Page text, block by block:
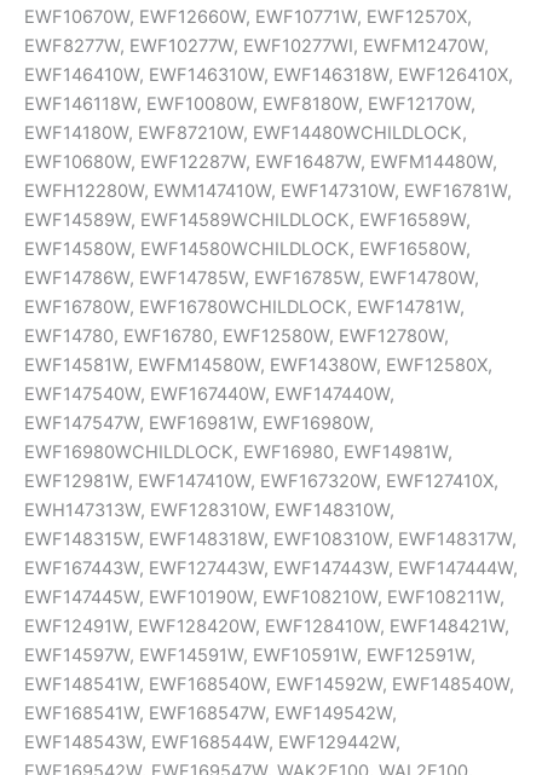
EWF10670W, EWF12660W, EWF10771W, EWF12570X,
EWF8277W, EWF10277W, EWF10277WI, EWFM12470W,
EWF146410W, EWF146310W, EWF146318W, EWF126410X,
EWF146118W, EWF10080W, EWF8180W, EWF12170W,
EWF14180W, EWF87210W, EWF14480WCHILDLOCK,
EWF10680W, EWF12287W, EWF16487W, EWFM14480W,
EWFH12280W, EWM147410W, EWF147310W, EWF16781W,
EWF14589W, EWF14589WCHILDLOCK, EWF16589W,
EWF14580W, EWF14580WCHILDLOCK, EWF16580W,
EWF14786W, EWF14785W, EWF16785W, EWF14780W,
EWF16780W, EWF16780WCHILDLOCK, EWF14781W,
EWF14780, EWF16780, EWF12580W, EWF12780W,
EWF14581W, EWFM14580W, EWF14380W, EWF12580X,
EWF147540W, EWF167440W, EWF147440W,
EWF147547W, EWF16981W, EWF16980W,
EWF16980WCHILDLOCK, EWF16980, EWF14981W,
EWF12981W, EWF147410W, EWF167320W, EWF127410X,
EWH147313W, EWF128310W, EWF148310W,
EWF148315W, EWF148318W, EWF108310W, EWF148317W,
EWF167443W, EWF127443W, EWF147443W, EWF147444W,
EWF147445W, EWF10190W, EWF108210W, EWF108211W,
EWF12491W, EWF128420W, EWF128410W, EWF148421W,
EWF14597W, EWF14591W, EWF10591W, EWF12591W,
EWF148541W, EWF168540W, EWF14592W, EWF148540W,
EWF168541W, EWF168547W, EWF149542W,
EWF148543W, EWF168544W, EWF129442W,